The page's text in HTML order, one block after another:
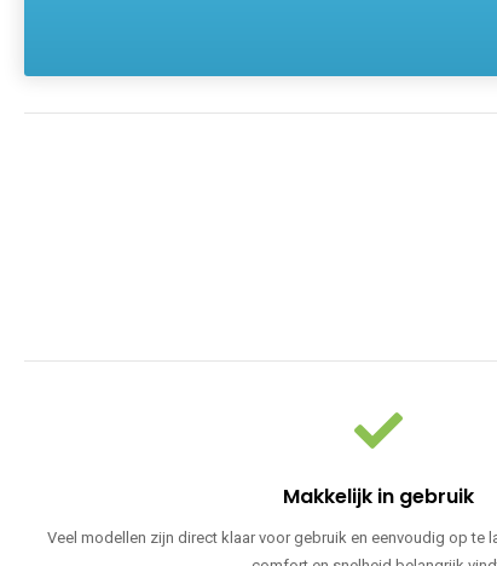
Makkelijk in gebruik
Veel modellen zijn direct klaar voor gebruik en eenvoudig op te